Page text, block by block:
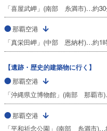
「喜屋武岬」(南部 糸満市)…約30
那覇空港
「真栄田岬」(中部 恩納村)…約1
【遺跡・歴史的建築物に行く】
那覇空港
「沖縄県立博物館」(南部 那覇市
那覇空港
「平和祈念公園」(南部 糸満市)…